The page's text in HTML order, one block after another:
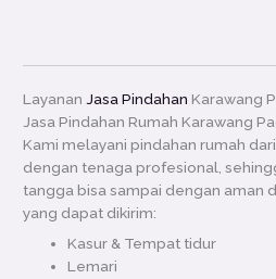
LayananJasa Pindahan Karawang
Jasa Pindahan Rumah Karawang
Kami melayani pindahan rumah
dengan tenaga profesional,
tangga bisa sampai dengan aman
yang dapat dikirim:
Kasur & Tempat tidur
Lemari